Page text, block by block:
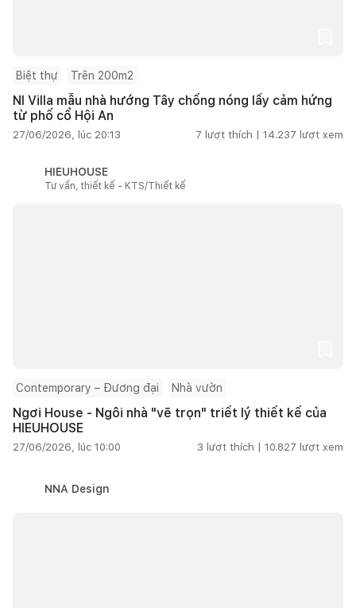
Biệt thự Trên 200m2
NI Villa mẫu nhà hướng Tây chống nóng lấy cảm hứng
từ phố cổ Hội An
27/06/2026, lúc 20:13 7 lượt thích | 14.237 lượt xem
HIEUHOUSE
Tư vấn, thiết kế - KTS/Thiết kế
Contemporary – Đương đại Nhà vườn
Ngơi House - Ngôi nhà "vẽ trọn" triết lý thiết kế của
HIEUHOUSE
27/06/2026, lúc 10:00 3 lượt thích | 10.827 lượt xem
NNA Design